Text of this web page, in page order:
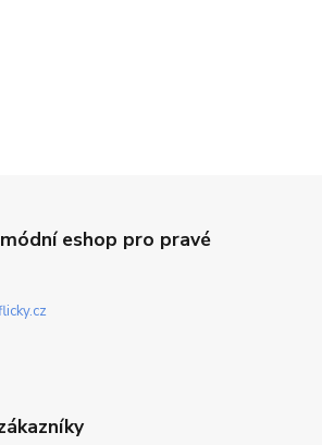
eshop pro pravé